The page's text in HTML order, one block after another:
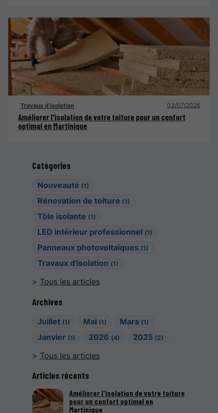
Catégories
Nouveauté (1)
Rénovation de toiture (1)
Tôle isolante (1)
LED intérieur professionnel (1)
Panneaux photovoltaïques (1)
Travaux d'isolation (1)
Tous les articles
Archives
Juillet (1) Mai (1) Mars (1)
Janvier (1) 2026 (4) 2025 (2)
Tous les articles
Articles récents
Améliorer l'isolation de votre toiture
pour un confort optimal en
Martinique
Travaux d'isolation 03/07/2026
Améliorer l'isolation de votre toiture pour un confort
optimal en Martinique